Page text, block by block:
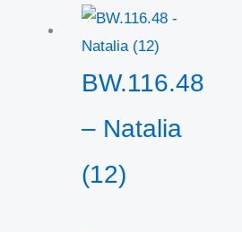
BW.116.48
– Natalia
(12)